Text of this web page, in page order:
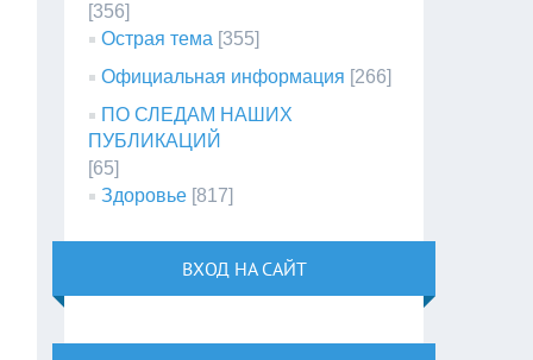
[356]
Острая тема [355]
Официальная информация [266]
ПО СЛЕДАМ НАШИХ
ПУБЛИКАЦИЙ
[65]
Здоровье [817]
ВХОД НА САЙТ